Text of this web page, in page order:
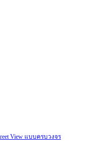
View แบบครบวงจร